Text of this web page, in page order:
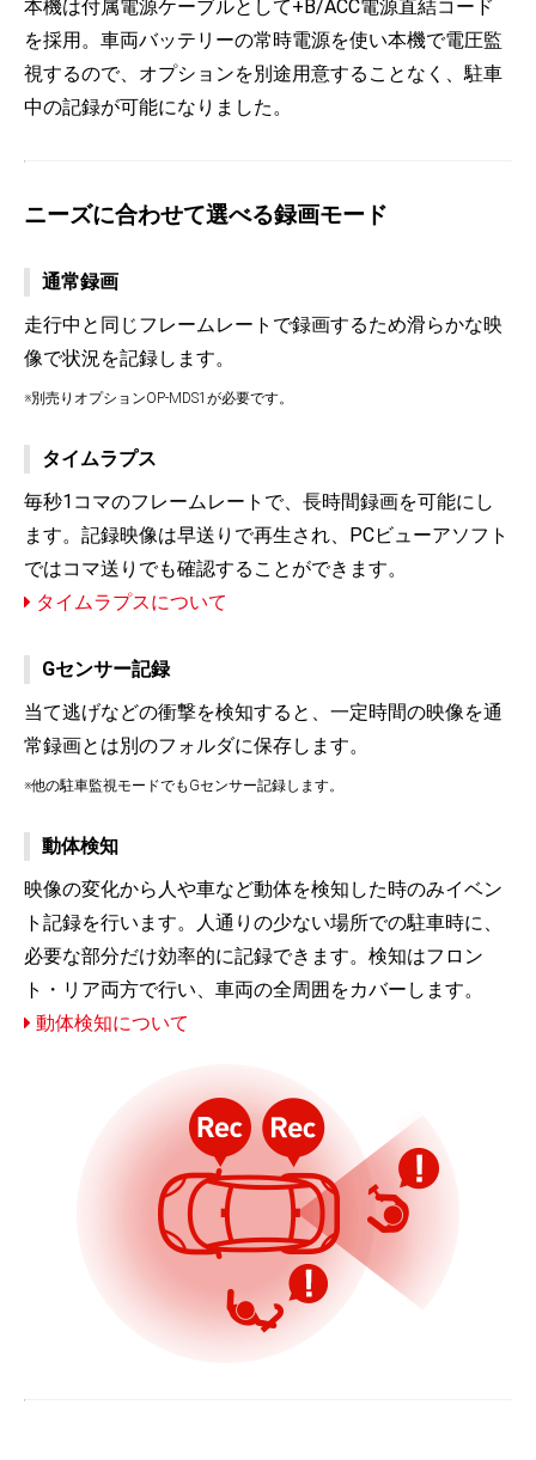
本機は付属電源ケーブルとして+B/ACC電源直結コード
を採用。車両バッテリーの常時電源を使い本機で電圧監
視するので、オプションを別途用意することなく、駐車
中の記録が可能になりました。
ニーズに合わせて選べる録画モード
通常録画
走行中と同じフレームレートで録画するため滑らかな映
像で状況を記録します。
※別売りオプションOP-MDS1が必要です。
タイムラプス
毎秒1コマのフレームレートで、長時間録画を可能にし
ます。記録映像は早送りで再生され、PCビューアソフト
ではコマ送りでも確認することができます。
タイムラプスについて
Gセンサー記録
当て逃げなどの衝撃を検知すると、一定時間の映像を通
常録画とは別のフォルダに保存します。
※他の駐車監視モードでもGセンサー記録します。
動体検知
映像の変化から人や車など動体を検知した時のみイベン
ト記録を行います。人通りの少ない場所での駐車時に、
必要な部分だけ効率的に記録できます。検知はフロン
ト・リア両方で行い、車両の全周囲をカバーします。
動体検知について